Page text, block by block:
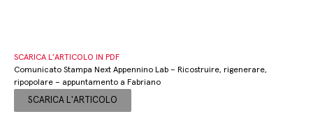
SCARICA L’ARTICOLO IN PDF
Comunicato Stampa Next Appennino Lab – Ricostruire, rigenerare,
ripopolare – appuntamento a Fabriano
SCARICA L'ARTICOLO